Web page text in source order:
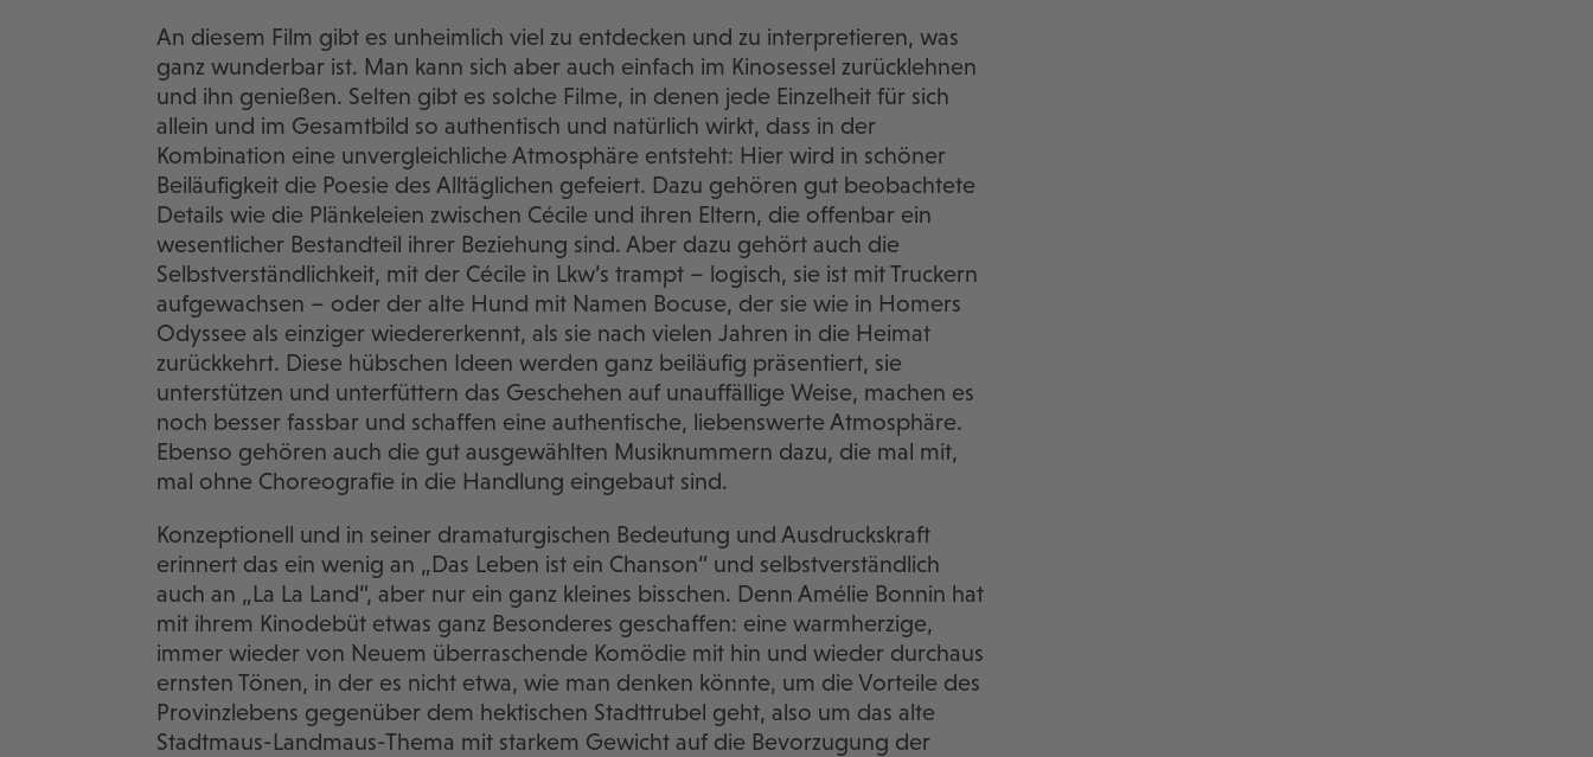
An diesem Film gibt es unheimlich viel zu entdecken und zu interpretieren, was
ganz wunderbar ist. Man kann sich aber auch einfach im Kinosessel zurücklehnen
und ihn genießen. Selten gibt es solche Filme, in denen jede Einzelheit für sich
allein und im Gesamtbild so authentisch und natürlich wirkt, dass in der
Kombination eine unvergleichliche Atmosphäre entsteht: Hier wird in schöner
Beiläufigkeit die Poesie des Alltäglichen gefeiert. Dazu gehören gut beobachtete
Details wie die Plänkeleien zwischen Cécile und ihren Eltern, die offenbar ein
wesentlicher Bestandteil ihrer Beziehung sind. Aber dazu gehört auch die
Selbstverständlichkeit, mit der Cécile in Lkw’s trampt – logisch, sie ist mit Truckern
aufgewachsen – oder der alte Hund mit Namen Bocuse, der sie wie in Homers
Odyssee als einziger wiedererkennt, als sie nach vielen Jahren in die Heimat
zurückkehrt. Diese hübschen Ideen werden ganz beiläufig präsentiert, sie
unterstützen und unterfüttern das Geschehen auf unauffällige Weise, machen es
noch besser fassbar und schaffen eine authentische, liebenswerte Atmosphäre.
Ebenso gehören auch die gut ausgewählten Musiknummern dazu, die mal mit,
mal ohne Choreografie in die Handlung eingebaut sind.
Konzeptionell und in seiner dramaturgischen Bedeutung und Ausdruckskraft
erinnert das ein wenig an „Das Leben ist ein Chanson“ und selbstverständlich
auch an „La La Land“, aber nur ein ganz kleines bisschen. Denn Amélie Bonnin hat
mit ihrem Kinodebüt etwas ganz Besonderes geschaffen: eine warmherzige,
immer wieder von Neuem überraschende Komödie mit hin und wieder durchaus
ernsten Tönen, in der es nicht etwa, wie man denken könnte, um die Vorteile des
Provinzlebens gegenüber dem hektischen Stadttrubel geht, also um das alte
Stadtmaus-Landmaus-Thema mit starkem Gewicht auf die Bevorzugung der